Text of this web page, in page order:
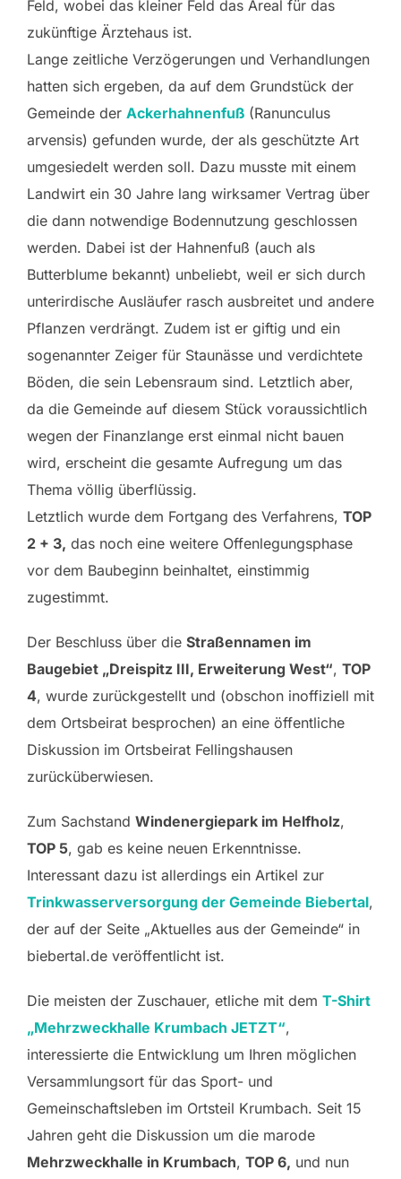
Feld, wobei das kleiner Feld das Areal für das
zukünftige Ärztehaus ist.
Lange zeitliche Verzögerungen und Verhandlungen
hatten sich ergeben, da auf dem Grundstück der
Gemeinde der Ackerhahnenfuß (Ranunculus
arvensis) gefunden wurde, der als geschützte Art
umgesiedelt werden soll. Dazu musste mit einem
Landwirt ein 30 Jahre lang wirksamer Vertrag über
die dann notwendige Bodennutzung geschlossen
werden. Dabei ist der Hahnenfuß (auch als
Butterblume bekannt) unbeliebt, weil er sich durch
unterirdische Ausläufer rasch ausbreitet und andere
Pflanzen verdrängt. Zudem ist er giftig und ein
sogenannter Zeiger für Staunässe und verdichtete
Böden, die sein Lebensraum sind. Letztlich aber,
da die Gemeinde auf diesem Stück voraussichtlich
wegen der Finanzlange erst einmal nicht bauen
wird, erscheint die gesamte Aufregung um das
Thema völlig überflüssig.
Letztlich wurde dem Fortgang des Verfahrens, TOP
2 + 3, das noch eine weitere Offenlegungsphase
vor dem Baubeginn beinhaltet, einstimmig
zugestimmt.
Der Beschluss über die Straßennamen im
Baugebiet „Dreispitz III, Erweiterung West“, TOP
4, wurde zurückgestellt und (obschon inoffiziell mit
dem Ortsbeirat besprochen) an eine öffentliche
Diskussion im Ortsbeirat Fellingshausen
zurücküberwiesen.
Zum Sachstand Windenergiepark im Helfholz,
TOP 5, gab es keine neuen Erkenntnisse.
Interessant dazu ist allerdings ein Artikel zur
Trinkwasserversorgung der Gemeinde Biebertal,
der auf der Seite „Aktuelles aus der Gemeinde“ in
biebertal.de veröffentlicht ist.
Die meisten der Zuschauer, etliche mit dem T-Shirt
„Mehrzweckhalle Krumbach JETZT“,
interessierte die Entwicklung um Ihren möglichen
Versammlungsort für das Sport- und
Gemeinschaftsleben im Ortsteil Krumbach. Seit 15
Jahren geht die Diskussion um die marode
Mehrzweckhalle in Krumbach, TOP 6, und nun